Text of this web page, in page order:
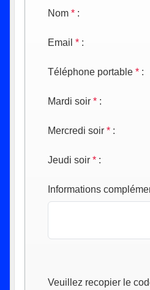
Nom * :
Email * :
Téléphone portable * :
Mardi soir * :
Mercredi soir * :
Jeudi soir * :
Informations
Veuillez recopier le